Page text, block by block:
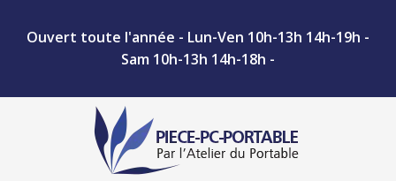
Ouvert toute l'année - Lun-Ven 10h-13h 14h-19h -
Sam 10h-13h 14h-18h -